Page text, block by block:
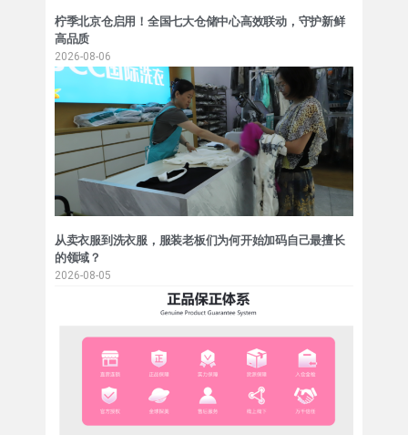
柠季北京仓启用！全国七大仓储中心高效联动，守护新鲜
高品质
2026-08-06
从卖衣服到洗衣服，服装老板们为何开始加码自己最擅长
的领域？
2026-08-05